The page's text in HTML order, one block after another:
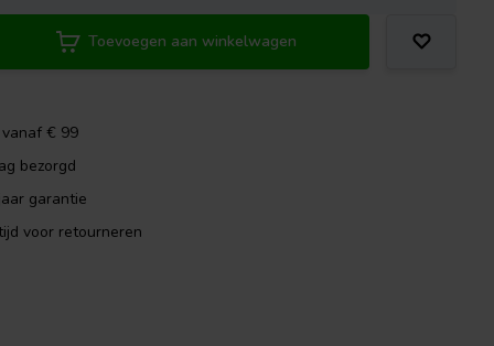
Toevoegen aan winkelwagen
€ 99
bezorgd
garantie
voor retourneren